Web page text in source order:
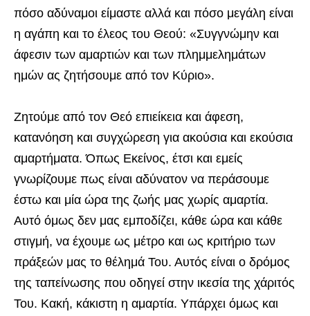
πόσο αδύναμοι είμαστε αλλά και πόσο μεγάλη είναι
η αγάπη και το έλεος του Θεού: «Συγγνώμην και
άφεσιν των αμαρτιών και των πλημμελημάτων
ημών ας ζητήσουμε από τον Κύριο».
Ζητούμε από τον Θεό επιείκεια και άφεση,
κατανόηση και συγχώρεση για ακούσια και εκούσια
αμαρτήματα. Όπως Εκείνος, έτσι και εμείς
γνωρίζουμε πως είναι αδύνατον να περάσουμε
έστω και μία ώρα της ζωής μας χωρίς αμαρτία.
Αυτό όμως δεν μας εμποδίζει, κάθε ώρα και κάθε
στιγμή, να έχουμε ως μέτρο και ως κριτήριο των
πράξεών μας το θέλημά Του. Αυτός είναι ο δρόμος
της ταπείνωσης που οδηγεί στην ικεσία της χάριτός
Του. Κακή, κάκιστη η αμαρτία. Υπάρχει όμως και